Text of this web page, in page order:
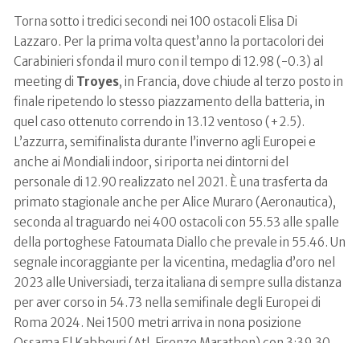
Torna sotto i tredici secondi nei 100 ostacoli Elisa Di
Lazzaro. Per la prima volta quest’anno la portacolori dei
Carabinieri sfonda il muro con il tempo di 12.98 (-0.3) al
meeting di Troyes, in Francia, dove chiude al terzo posto in
finale ripetendo lo stesso piazzamento della batteria, in
quel caso ottenuto correndo in 13.12 ventoso (+2.5).
L’azzurra, semifinalista durante l’inverno agli Europei e
anche ai Mondiali indoor, si riporta nei dintorni del
personale di 12.90 realizzato nel 2021. È una trasferta da
primato stagionale anche per Alice Muraro (Aeronautica),
seconda al traguardo nei 400 ostacoli con 55.53 alle spalle
della portoghese Fatoumata Diallo che prevale in 55.46. Un
segnale incoraggiante per la vicentina, medaglia d’oro nel
2023 alle Universiadi, terza italiana di sempre sulla distanza
per aver corso in 54.73 nella semifinale degli Europei di
Roma 2024. Nei 1500 metri arriva in nona posizione